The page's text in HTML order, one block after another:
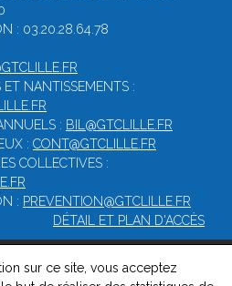
: 03.20.28.64.78
ET NANTISSEMENTS :
: BIL@GTCLILLE.FR
: CONT@GTCLILLE.FR
COLLECTIVES :
: PREVENTION@GTCLILLE.FR
DÉTAIL ET PLAN D'ACCÈS
commerce de Lille-Métropole -
sur ce site, vous acceptez